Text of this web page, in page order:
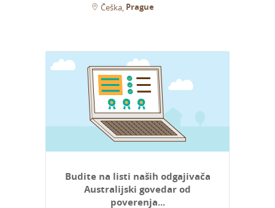
Češka Prague
Budite na listi naših odgajivača
Australijski govedar od
poverenja...